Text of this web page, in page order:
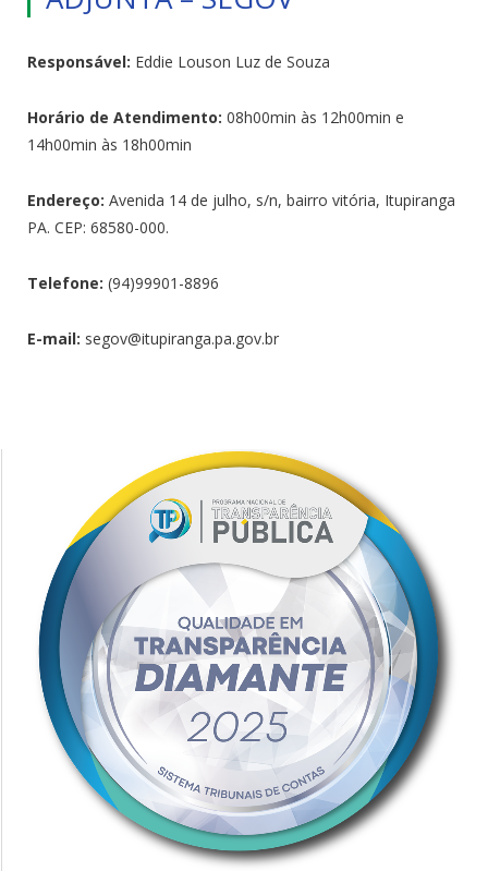
Responsável: Eddie Louson Luz de Souza
Horário de Atendimento: 08h00min às 12h00min e
14h00min às 18h00min
Endereço: Avenida 14 de julho, s/n, bairro vitória, Itupiranga
PA. CEP: 68580-000.
Telefone: (94)99901-8896
E-mail: segov@itupiranga.pa.gov.br